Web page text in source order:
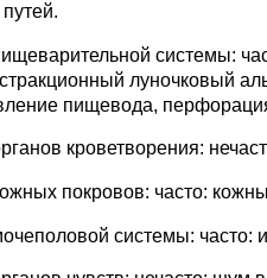
системы:
луночковый
пищевода,
кроветворения:
покровов: часто:
системы: часто: